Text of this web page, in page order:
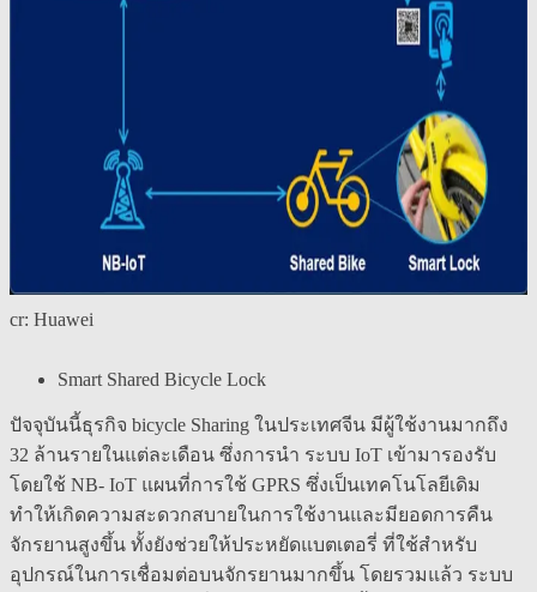
cr: Huawei
Smart Shared Bicycle Lock
ปัจจุบันนี้ธุรกิจ bicycle Sharing ในประเทศจีน มีผู้ใช้งานมากถึง
32 ล้านรายในแต่ละเดือน ซึ่งการนำ ระบบ IoT เข้ามารองรับ
โดยใช้ NB- IoT แผนที่การใช้ GPRS ซึ่งเป็นเทคโนโลยีเดิม
ทำให้เกิดความสะดวกสบายในการใช้งานและมียอดการคืน
จักรยานสูงขึ้น ทั้งยังช่วยให้ประหยัดแบตเตอรี่ ที่ใช้สำหรับ
อุปกรณ์ในการเชื่อมต่อบนจักรยานมากขึ้น โดยรวมแล้ว ระบบ